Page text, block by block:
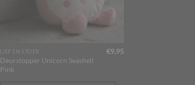
LIEF EN STOER
Deurstopper Unicorn Seashell
Pink
€9,95